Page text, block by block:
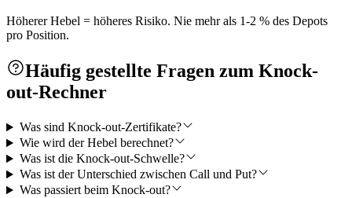
Höherer Hebel = höheres Risiko. Nie mehr als 1-2 % des Depots
pro Position.
Häufig gestellte Fragen zum Knock-
out-Rechner
Was sind Knock-out-Zertifikate?
Wie wird der Hebel berechnet?
Was ist die Knock-out-Schwelle?
Was ist der Unterschied zwischen Call und Put?
Was passiert beim Knock-out?